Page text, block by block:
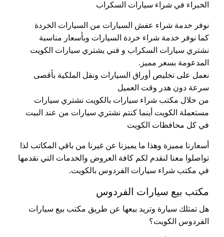
الخبراء في شراء سيارات السكراب
نوفر خدمة شراء عفش السيارات من السيارات الخردة
كما نوفر خدمة شراء خردة السيارات وبأسعار مناسبة
نشتري سيارات السكراب و فني يشتري سيارات الكويت
المدعومة بسعر مميز.
نعمل على تخليص أوراق السيارات ونقل الملكية بأقصى
سرعة دون هدر وقت العميل
من خلال مكتب شراء سيارات بالكويت نشتري سيارات
مستعملة الكويت أينما كنتم نشتري سيارات من عند البيت
في كل محافظات الكويت
أسعارنا مميزة وهذا ما يميزنا عن غيرنا من باقي المكاتب لذا
تواصلوا معنا لنقدم لكم كافة العروض والخدمات التي نقدمها
في مكتب شراء سيارات الفردوس بالكويت.
مكتب بيع سيارات الفردوس
هل تمتلك سيارة وتريد بيعها عن طريق مكتب بيع سيارات
الفردوس الكويت؟